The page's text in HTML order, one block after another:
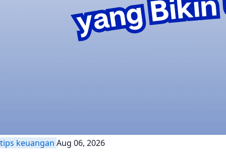
tips keuangan Aug 06, 2026